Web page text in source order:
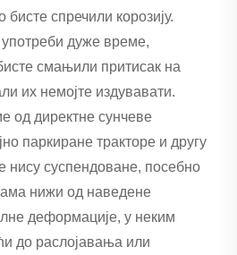
бисте спречили корозију.
употреби дуже време,
смањили притисак на
их немојте издувавати.
од директне сунчеве
паркиране тракторе и другу
нису суспендоване, посебно
нижи од наведене
деформације, у неким
до раслојавања или